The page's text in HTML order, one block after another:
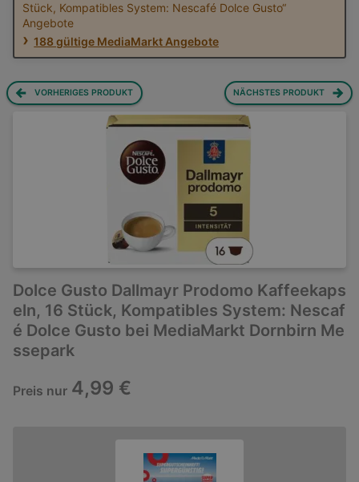
Stück, Kompatibles System: Nescafé Dolce Gusto“
Angebote
188 gültige MediaMarkt Angebote
VORHERIGES PRODUKT NÄCHSTES PRODUKT
Dolce Gusto Dallmayr Prodomo Kaffeekaps
eln, 16 Stück, Kompatibles System: Nescaf
é Dolce Gusto bei MediaMarkt Dornbirn Me
ssepark
Preis nur 4,99 €